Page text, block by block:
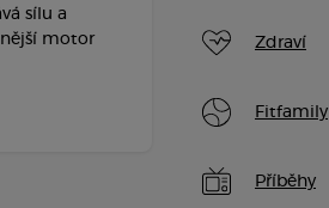
sílu a
motor
Zdraví
Fitfamily
Příběhy